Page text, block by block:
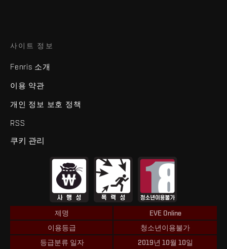
사이트 정보
Fenris 소개
이용 약관
개인 정보 보호 정책
RSS
쿠키 관리
제명
EVE Online
이용등급
청소년이용불가
등급분류 일자
2019년 10월 10일